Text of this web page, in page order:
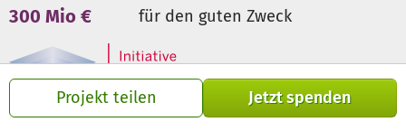
Projekt teilen Jetzt spenden
300 Mio € für den guten Zweck